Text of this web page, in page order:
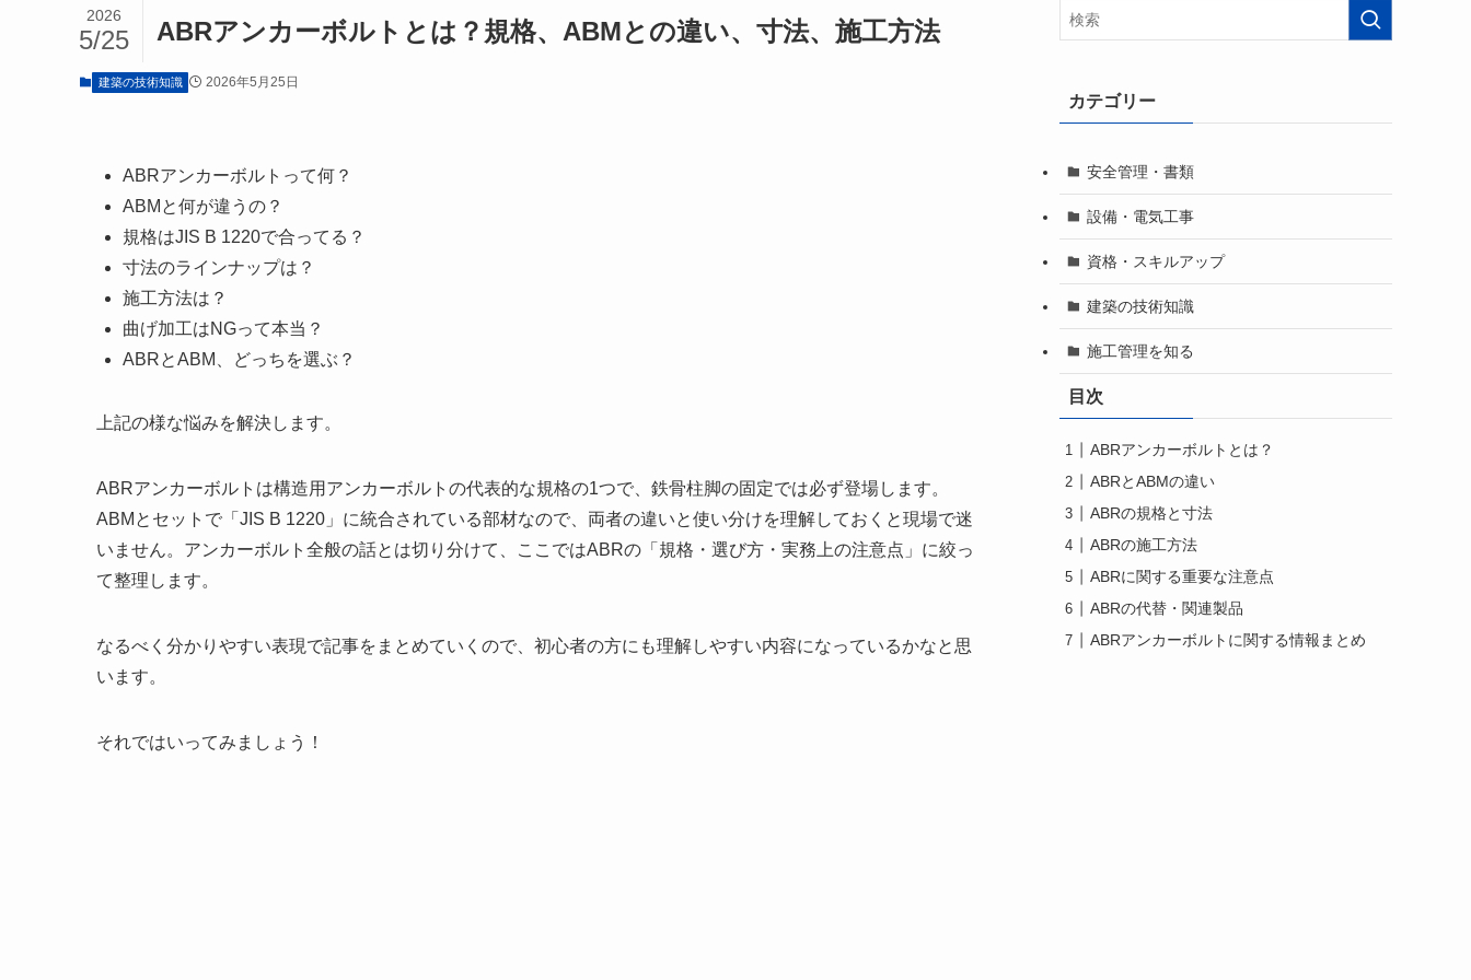
ABRアンカーボルトとは？規格、ABMとの違い、寸法、施工方法
2026
5/25
建築の技術知識 2026年5月25日
ABRアンカーボルトって何？
ABMと何が違うの？
規格はJIS B 1220で合ってる？
寸法のラインナップは？
施工方法は？
曲げ加工はNGって本当？
ABRとABM、どっちを選ぶ？
上記の様な悩みを解決します。
ABRアンカーボルトは構造用アンカーボルトの代表的な規格の1つで、鉄骨柱脚の固定では必ず登場します。
ABMとセットで「JIS B 1220」に統合されている部材なので、両者の違いと使い分けを理解しておくと現場で迷
いません。アンカーボルト全般の話とは切り分けて、ここではABRの「規格・選び方・実務上の注意点」に絞っ
て整理します。
なるべく分かりやすい表現で記事をまとめていくので、初心者の方にも理解しやすい内容になっているかなと思
います。
それではいってみましょう！
カテゴリー
安全管理・書類
設備・電気工事
資格・スキルアップ
建築の技術知識
施工管理を知る
目次
ABRアンカーボルトとは？
ABRとABMの違い
ABRの規格と寸法
ABRの施工方法
ABRに関する重要な注意点
ABRの代替・関連製品
ABRアンカーボルトに関する情報まとめ